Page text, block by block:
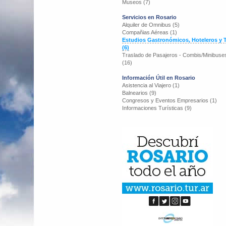
Museos (7)
Servicios en Rosario
Alquiler de Omnibus (5)
Compañias Aéreas (1)
Estudios Gastronómicos, Hoteleros y
(6)
Traslado de Pasajeros - Combis/
(16)
Información Útil en Rosario
Asistencia al Viajero (1)
Balnearios (9)
Congresos y Eventos Empresarios (1)
Informaciones Turísticas (9)